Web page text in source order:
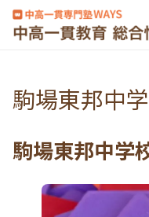
駒場東邦中
駒場東邦中学